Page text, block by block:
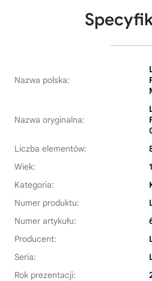
Nazwa polska:
Nazwa oryginalna:
Liczba elementów:
Wiek:
Kategoria:
Numer produktu:
Numer artykułu:
Producent:
Seria:
Rok prezentacji: